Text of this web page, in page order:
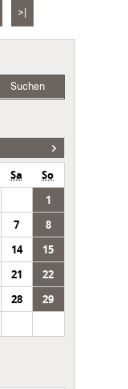
>|
Suchen
Sa
So
1
7
8
14
15
21
22
28
29